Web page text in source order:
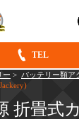
TEL
ー > バッテリー類ア
折畳式